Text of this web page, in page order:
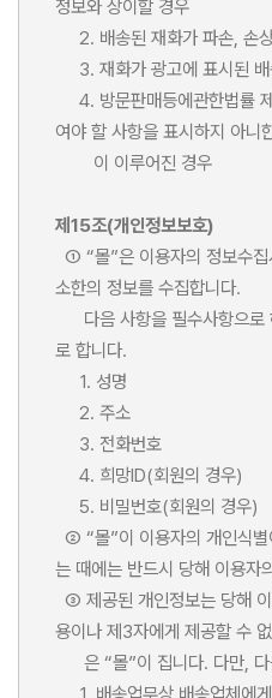
정보와 상이할 경우
2. 배송된 재화가 파손, 손
3. 재화가 광고에 표시된 배
4. 방문판매등에관한법률
여야 할 사항을 표시하지 아니
이 이루어진 경우
제15조(개인정보보호)
① “몰”은 이용자의 정보수
소한의 정보를 수집합니다.
다음 사항을 필수사항으로
로 합니다.
1. 성명
2. 주소
3. 전화번호
4. 희망ID(회원의 경우)
5. 비밀번호(회원의 경우)
② “몰”이 이용자의 개인식
는 때에는 반드시 당해 이용자
③ 제공된 개인정보는 당해
용이나 제3자에게 제공할 수
은 “몰”이 집니다. 다만, 다